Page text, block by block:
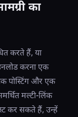
का
करते हैं, या
करना एक
पोस्टिंग और एक
मल्टी-लिंक
कर सकते हैं, उन्हें